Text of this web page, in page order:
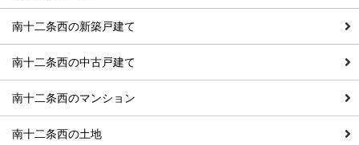
南十二条西の新築戸建て
南十二条西の中古戸建て
南十二条西のマンション
南十二条西の土地